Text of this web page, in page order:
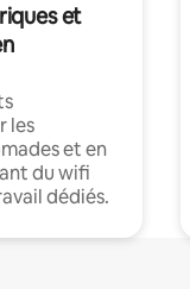
et
les
et en
du wifi
dédiés.